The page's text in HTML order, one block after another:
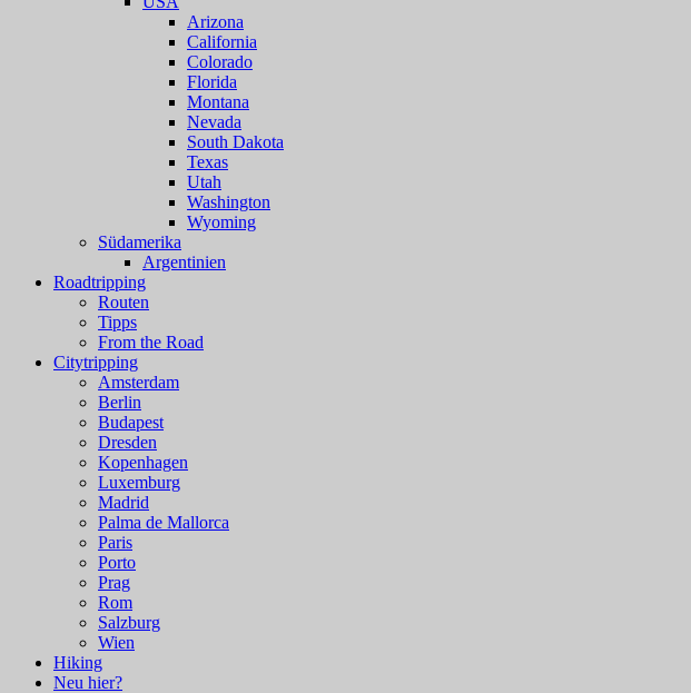
Arizona
California
Colorado
Florida
Montana
Nevada
South Dakota
Texas
Utah
Washington
Wyoming
Südamerika
Argentinien
Roadtripping
Routen
Tipps
From the Road
Citytripping
Amsterdam
Berlin
Budapest
Dresden
Kopenhagen
Luxemburg
Madrid
Palma de Mallorca
Paris
Porto
Prag
Rom
Salzburg
Wien
Hiking
Neu hier?